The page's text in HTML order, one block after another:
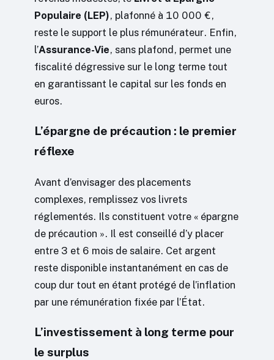
Populaire (LEP), plafonné à 10 000 €,
reste le support le plus rémunérateur. Enfin,
l’Assurance-Vie, sans plafond, permet une
fiscalité dégressive sur le long terme tout
en garantissant le capital sur les fonds en
euros.
L’épargne de précaution : le premier
réflexe
Avant d’envisager des placements
complexes, remplissez vos livrets
réglementés. Ils constituent votre « épargne
de précaution ». Il est conseillé d’y placer
entre 3 et 6 mois de salaire. Cet argent
reste disponible instantanément en cas de
coup dur tout en étant protégé de l’inflation
par une rémunération fixée par l’État.
L’investissement à long terme pour
le surplus